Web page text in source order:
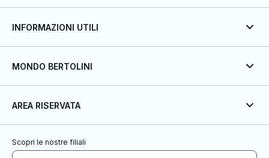
INFORMAZIONI UTILI
MONDO BERTOLINI
AREA RISERVATA
Scopri le nostre filiali